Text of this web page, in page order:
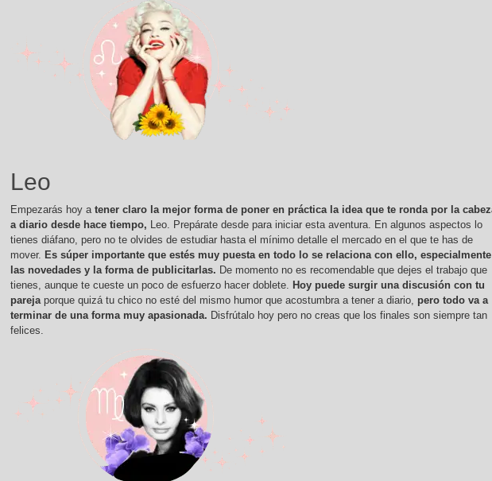
Leo
Empezarás hoy a tener claro la mejor forma de poner en práctica la idea que te ronda por la
a diario desde hace tiempo, Leo. Prepárate desde para iniciar esta aventura. En algunos aspectos lo
tienes diáfano, pero no te olvides de estudiar hasta el mínimo detalle el mercado en el que te has de
mover. Es súper importante que estés muy puesta en todo lo se relaciona con ello, especialmente
las novedades y la forma de publicitarlas. De momento no es recomendable que dejes el trabajo que
tienes, aunque te cueste un poco de esfuerzo hacer doblete. Hoy puede surgir una discusión con tu
pareja porque quizá tu chico no esté del mismo humor que acostumbra a tener a diario, pero todo va a
terminar de una forma muy apasionada. Disfrútalo hoy pero no creas que los finales son siempre tan
felices.